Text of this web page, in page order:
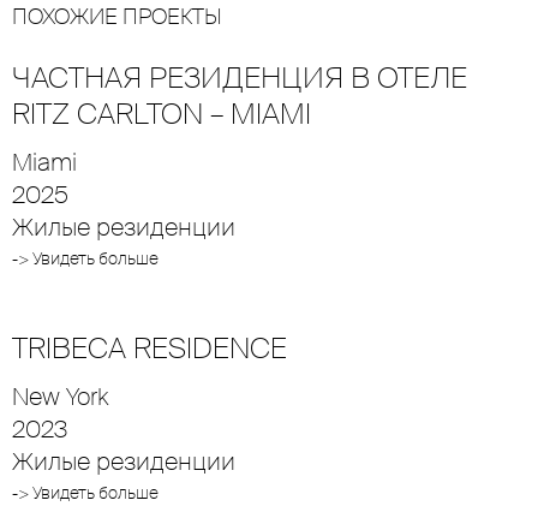
ПОХОЖИЕ ПРОЕКТЫ
ЧАСТНАЯ РЕЗИДЕНЦИЯ В ОТЕЛЕ
RITZ CARLTON – MIAMI
Miami
2025
Жилые резиденции
-> Увидеть больше
TRIBECA RESIDENCE
New York
2023
Жилые резиденции
-> Увидеть больше